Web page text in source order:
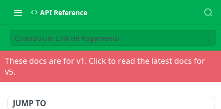
API Reference
Criando um Link de Pagamento
These docs are for v1. Click to read the latest docs for
v5.
JUMP TO